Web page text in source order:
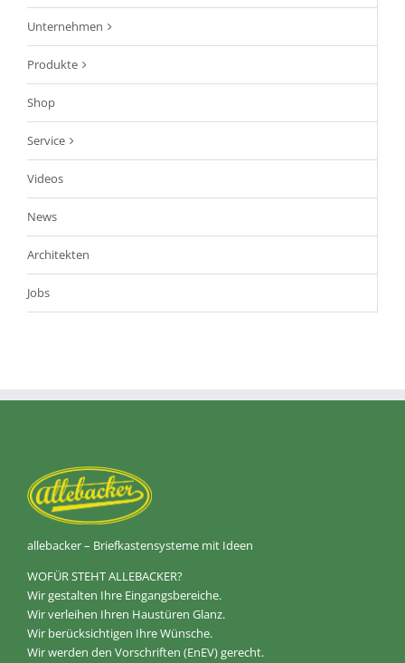
Unternehmen
Produkte
Shop
Service
Videos
News
Architekten
Jobs
allebacker – Briefkastensysteme mit Ideen
WOFÜR STEHT ALLEBACKER?
Wir gestalten Ihre Eingangsbereiche.
Wir verleihen Ihren Haustüren Glanz.
Wir berücksichtigen Ihre Wünsche.
Wir werden den Vorschriften (EnEV) gerecht.